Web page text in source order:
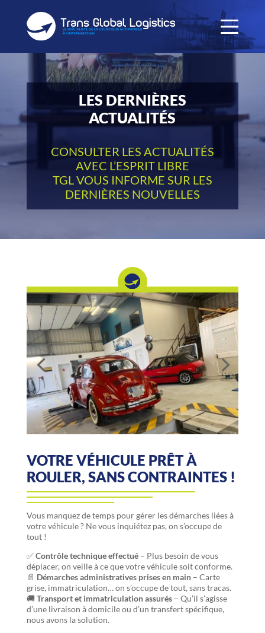
LES DERNIÈRES
ACTUALITÉS
CONSULTER LES ACTUALITÉS
AVEC L’ESPRIT LIBRE
TGL VOUS INFORME SUR LES
DERNIÈRES NOUVELLES
VOTRE VÉHICULE PRÊT À
ROULER, SANS CONTRAINTES !
Vous manquez de temps pour gérer les démarches liées à
votre véhicule ? Ne vous inquiétez pas, on s’occupe de
tout !
✅Contrôle technique effectué– Plus besoin de vous
déplacer, on veille à ce que votre véhicule soit conforme.
📄 Démarches administratives prises en main– Carte
grise, immatriculation… on s’occupe de tout, sans tracas.
🚚 Transport et immatriculation assurés– Qu’il s’agisse
d’une livraison à domicile ou d’un transfert spécifique,
nous avons la solution.